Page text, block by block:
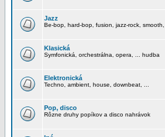
Jazz
Be-bop, hard-bop, fusion, jazz-rock,
Klasická
Symfonická, orchestrálna, opera, ... hudba
Elektronická
Techno, ambient, house, downbeat, ...
Pop, disco
Rôzne druhy popíkov a disco nahrávok